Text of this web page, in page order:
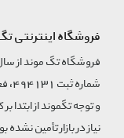
فروشگاه اینترنتی
شماره
و توجه تگموند از ابتدا بر
نیاز در بازار تأمین نشده